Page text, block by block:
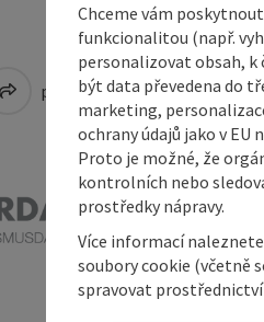
přejít na poznámky
Chceme vám
funkcionalitou (např.
personalizovat obsah, k
být data převedena do
marketing,
ochrany údajů jako v EU
Proto je možné, že
kontrolních nebo
prostředky nápravy.
Více informací
soubory cookie (včetně
spravovat